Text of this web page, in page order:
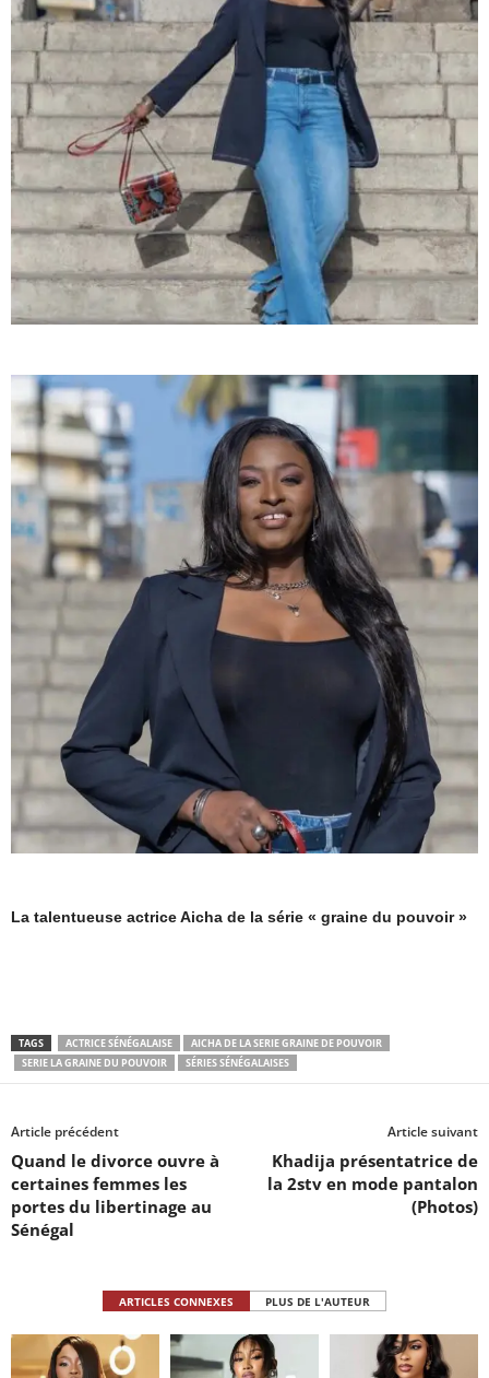
La talentueuse actrice Aicha de la série « graine du pouvoir »
TAGS ACTRICE SÉNÉGALAISE
AICHA DE LA SERIE GRAINE DE POUVOIR
SERIE LA GRAINE DU POUVOIR
SÉRIES SÉNÉGALAISES
Article précédent
Quand le divorce ouvre à
certaines femmes les
portes du libertinage au
Sénégal
Article suivant
Khadija présentatrice de
la 2stv en mode pantalon
(Photos)
ARTICLES CONNEXES PLUS DE L'AUTEUR